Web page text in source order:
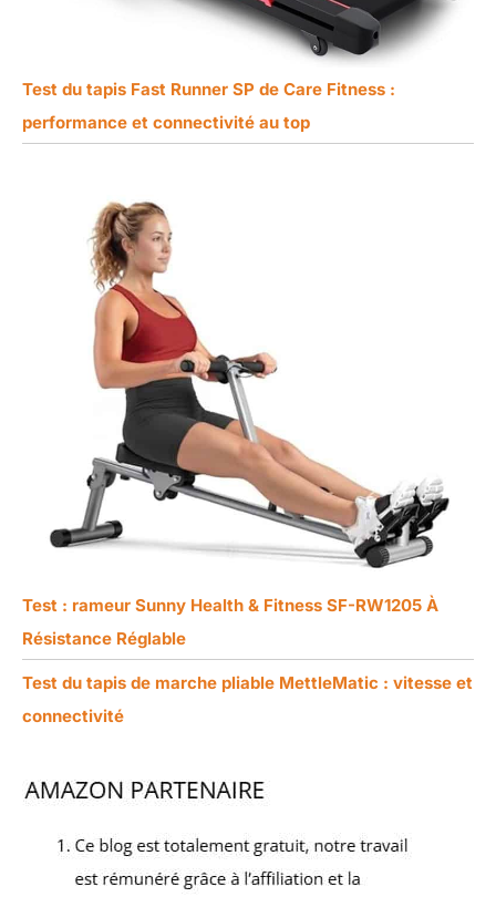
Test du tapis Fast Runner SP de Care Fitness :
performance et connectivité au top
Test : rameur Sunny Health & Fitness SF-RW1205 À
Résistance Réglable
Test du tapis de marche pliable MettleMatic : vitesse et
connectivité